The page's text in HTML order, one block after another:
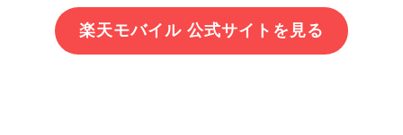
楽天モバイル 公式サイトを見る